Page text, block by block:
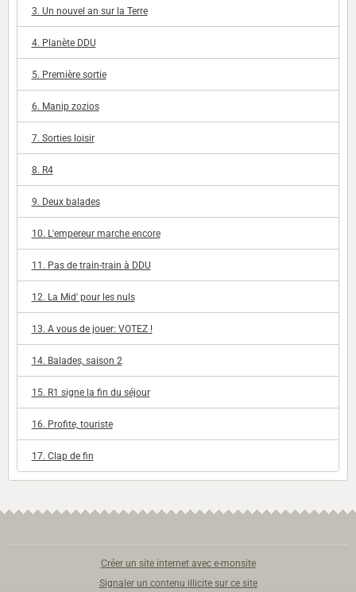
3. Un nouvel an sur la Terre
4. Planète DDU
5. Première sortie
6. Manip zozios
7. Sorties loisir
8. R4
9. Deux balades
10. L'empereur marche encore
11. Pas de train-train à DDU
12. La Mid' pour les nuls
13. A vous de jouer: VOTEZ !
14. Balades, saison 2
15. R1 signe la fin du séjour
16. Profite, touriste
17. Clap de fin
Créer un site internet avec e-monsite
Signaler un contenu illicite sur ce site